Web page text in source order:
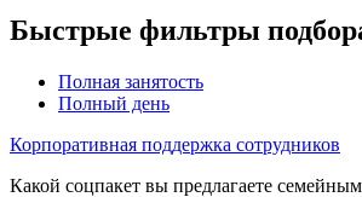
Быстрые фильтры
Полная занятость
Полный день
Корпоративная поддержка сотрудников
Какой соцпакет вы предлагаете